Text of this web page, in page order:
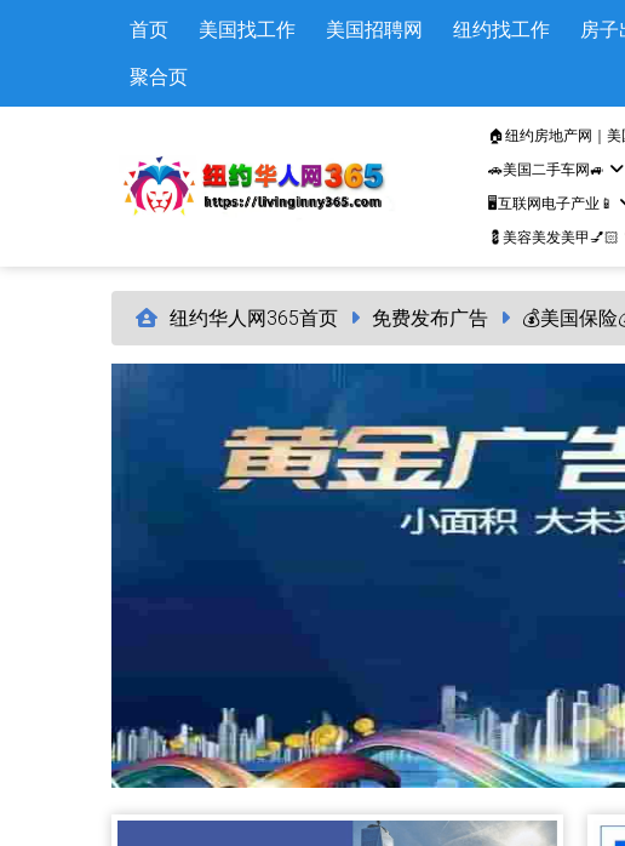
首页 美国找工作 美国招聘网 纽约找工作 房子
聚合页
🏠纽约房地产网｜美
🚗美国二手车网🚙
🖥️互联网电子产业📱
💈美容美发美甲💅🏻
纽约华人网365首页 免费发布广告 💰美国保险